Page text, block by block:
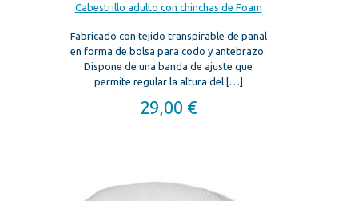
Cabestrillo adulto con chinchas de Foam
Fabricado con tejido transpirable de panal
en forma de bolsa para codo y antebrazo.
Dispone de una banda de ajuste que
permite regular la altura del[…]
29,00 €